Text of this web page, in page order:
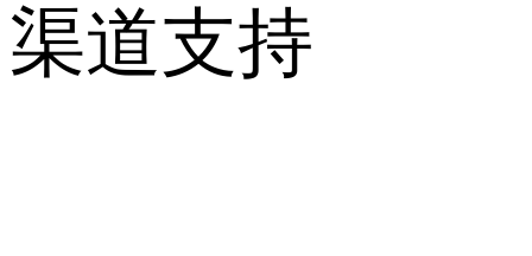
渠道支持